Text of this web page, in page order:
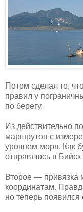
Потом сделал то,
правил у
по берегу.
Из действительно
маршрутов с
уровнем моря. Как
отправлюсь в Бийск
Второе — привязка
координатам.
но теперь